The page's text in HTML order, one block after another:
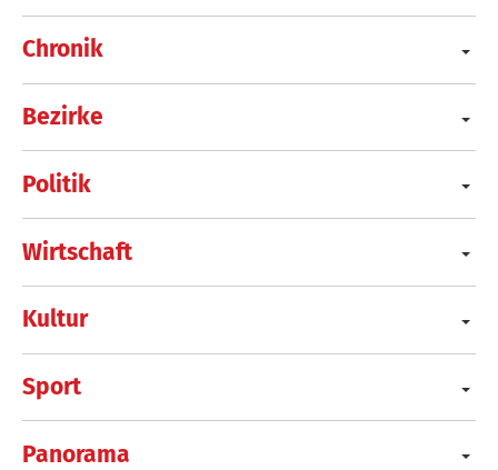
Chronik
Bezirke
Politik
Wirtschaft
Kultur
Sport
Panorama